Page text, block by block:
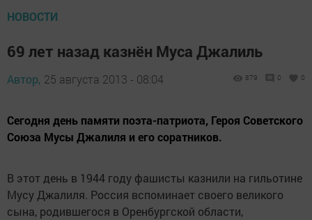
НОВОСТИ
69 лет назад казнён Муса Джалиль
Автор, 25 августа 2013 - 08:04 879 0 0
Сегодня день памяти поэта-патриота, Героя Советского
Союза Мусы Джалиля и его соратников.
В этот день в 1944 году фашисты казнили на гильотине
Мусу Джалиля. Россия вспоминает своего великого
сына, родившегося в Оренбургской области,